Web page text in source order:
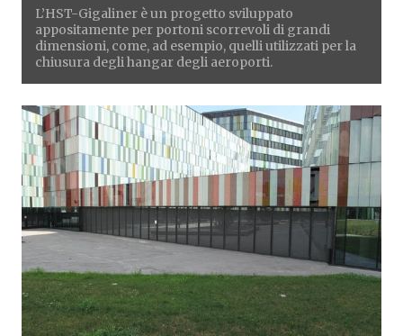
L’HST-Gigaliner è un progetto sviluppato
appositamente per portoni scorrevoli di grandi
dimensioni, come, ad esempio, quelli utilizzati per la
chiusura degli hangar degli aeroporti.